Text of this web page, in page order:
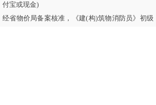
付宝或现金)
经省物价局备案核准，《建(构)筑物消防员》初级